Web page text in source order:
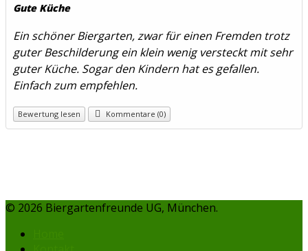
Gute Küche
Ein schöner Biergarten, zwar für einen Fremden trotz
guter Beschilderung ein klein wenig versteckt mit sehr
guter Küche. Sogar den Kindern hat es gefallen.
Einfach zum empfehlen.
Bewertung lesen Kommentare (0)
© 2026 Biergartenfreunde UG, München.